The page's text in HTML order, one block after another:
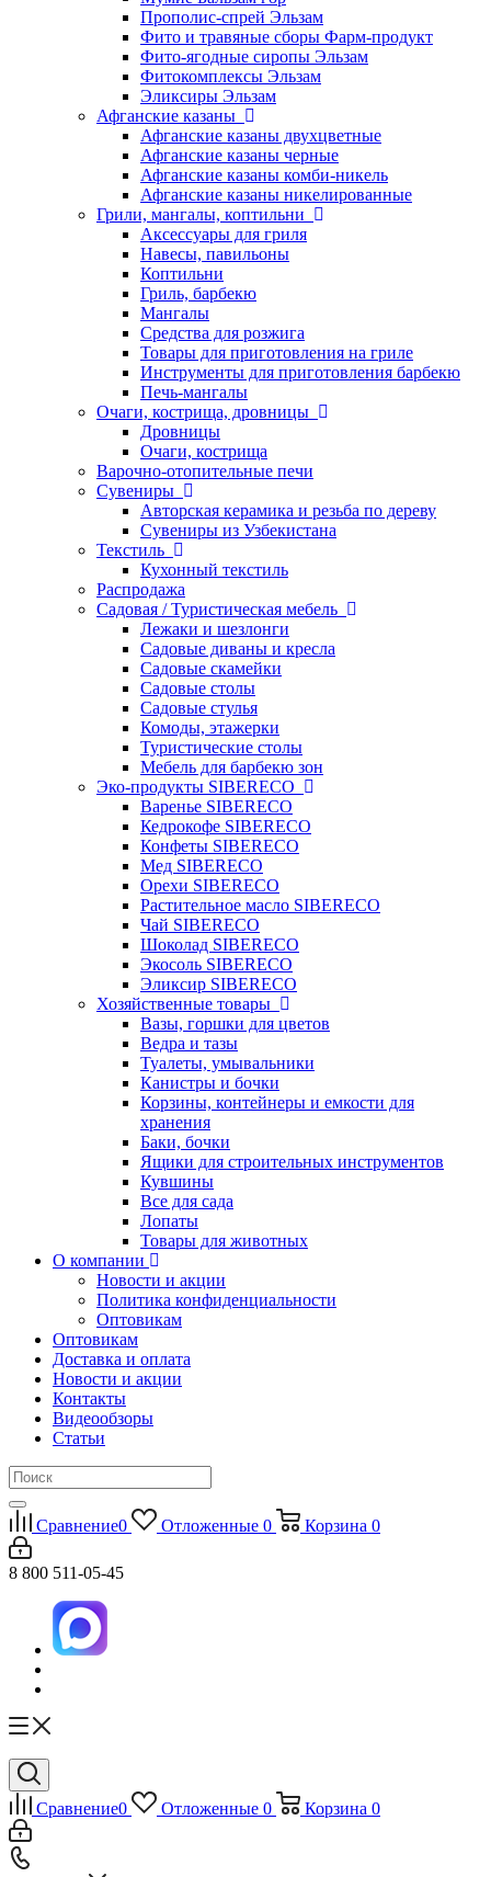
Прополис-спрей Эльзам
Фито и травяные сборы Фарм-продукт
Фито-ягодные сиропы Эльзам
Фитокомплексы Эльзам
Эликсиры Эльзам
Афганские казаны
Афганские казаны двухцветные
Афганские казаны черные
Афганские казаны комби-никель
Афганские казаны никелированные
Грили, мангалы, коптильни
Аксессуары для гриля
Навесы, павильоны
Коптильни
Гриль, барбекю
Мангалы
Средства для розжига
Товары для приготовления на гриле
Инструменты для приготовления барбекю
Печь-мангалы
Очаги, кострища, дровницы
Дровницы
Очаги, кострища
Варочно-отопительные печи
Сувениры
Авторская керамика и резьба по дереву
Сувениры из Узбекистана
Текстиль
Кухонный текстиль
Распродажа
Садовая / Туристическая мебель
Лежаки и шезлонги
Садовые диваны и кресла
Садовые скамейки
Садовые столы
Садовые стулья
Комоды, этажерки
Туристические столы
Мебель для барбекю зон
Эко-продукты SIBERECO
Варенье SIBERECO
Кедрокофе SIBERECO
Конфеты SIBERECO
Мед SIBERECO
Орехи SIBERECO
Растительное масло SIBERECO
Чай SIBERECO
Шоколад SIBERECO
Экосоль SIBERECO
Эликсир SIBERECO
Хозяйственные товары
Вазы, горшки для цветов
Ведра и тазы
Туалеты, умывальники
Канистры и бочки
Корзины, контейнеры и емкости для
хранения
Баки, бочки
Ящики для строительных инструментов
Кувшины
Все для сада
Лопаты
Товары для животных
О компании
Новости и акции
Политика конфиденциальности
Оптовикам
Оптовикам
Доставка и оплата
Новости и акции
Контакты
Видеообзоры
Статьи
Сравнение0 Отложенные 0 Корзина 0
8 800 511-05-45
Сравнение0 Отложенные 0 Корзина 0